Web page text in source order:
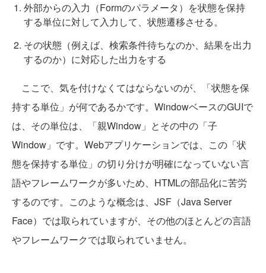
外部からの入力（Formのパラメータ）を状態を保持
する単位に対して入力して、状態遷移させる。
その状態（例えば、検索条件待ちなのか、結果を出力
するのか）に対応した出力をする
ここで、気を付けなくてはならないのが、「状態を保
持する単位」が何であるかです。WindowベースのGUIで
は、その単位は、「親Window」とその中の「子
Window」です。Webアプリケーションでは、この「状
態を保持する単位」の切り分けが明確になっていない言
語やフレームワークが多いため、HTMLの部品化に苦労
するのです。このような概念は、JSF（Java Server
Face）では取られていますが、その他のほとんどの言語
やフレームワークでは取られていません。